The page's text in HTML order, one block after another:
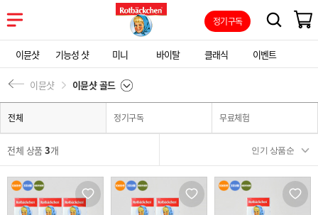
정기구독
이뮨샷 기능성 샷 미니 바이탈 클래식 이벤트
이뮨샷 이뮨샷 골드
전체 정기구독 무료체험
전체 상품3개